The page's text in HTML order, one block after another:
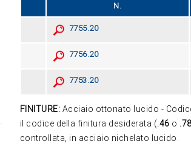
N.
7755.20
7756.20
7753.20
FINITURE: Acciaio ottonato lucido -
il codice della finitura desiderata (.46 o
controllata, in acciaio nichelato lucido.